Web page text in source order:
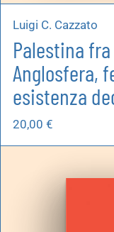
Luigi C. Cazzato
Palestina
Anglosfera,
esistenza
20,00 €